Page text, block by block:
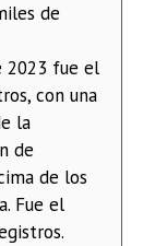
de
2023 fue el
con una
la
de
de los
Fue el